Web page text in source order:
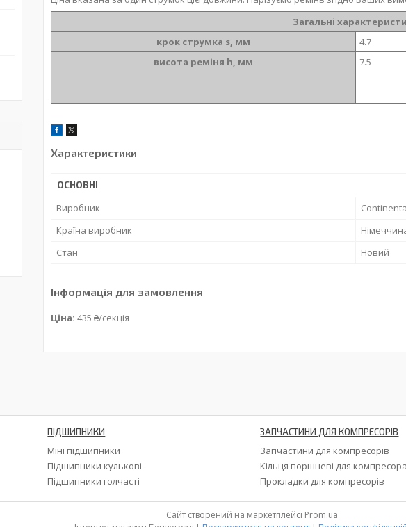
Загальні
крок струмка s, мм
4.7
висота реміня h, мм
7.5
Характеристики
ОСНОВНІ
Виробник
Країна виробник
Стан
Новий
Інформація для замовлення
Ціна: 435 ₴/секція
ПІДШИПНИКИ
Міні підшипники
Підшипники кулькові
Підшипники голчасті
ЗАПЧАСТИНИ ДЛЯ КОМПРЕСОРІВ
Запчастини для компресорів
Кільця поршневі для компресора
Прокладки для компресорів
Сайт створений на маркетплейсі Prom.ua